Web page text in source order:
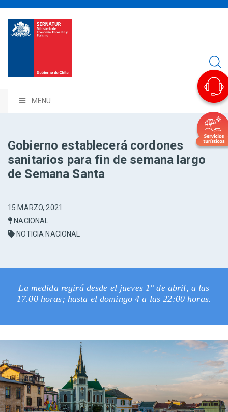
MENU
Gobierno establecerá cordones
sanitarios para fin de semana largo
de Semana Santa
15 MARZO, 2021
NACIONAL
NOTICIA NACIONAL
La medida regirá desde el jueves 1° de abril, a las
17.00 horas; hasta el domingo 4 a las 22:00 horas.